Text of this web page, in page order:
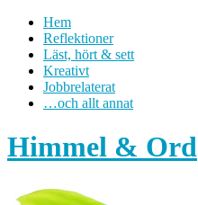
Hem
Reflektioner
Läst, hört & sett
Kreativt
Jobbrelaterat
…och allt annat
Himmel & Ord